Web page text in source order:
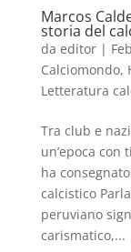
Marcos
storia del
da editor|
Calciomondo,
Letteratura
Tra club e
un’epoca
ha
calcistico
peruviano
carismatico,...